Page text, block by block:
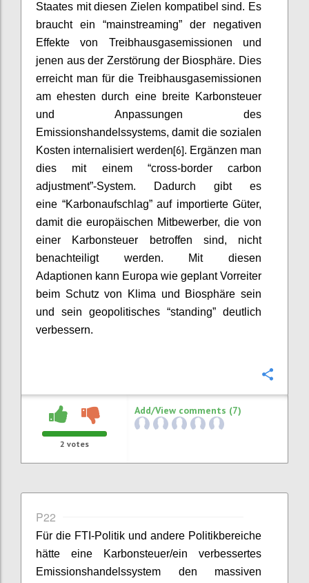
Staates mit diesen Zielen kompatibel sind. Es
braucht ein “mainstreaming” der negativen
Effekte von Treibhausgasemissionen und
jenen aus der Zerstörung der Biosphäre. Dies
erreicht man für die Treibhausgasemissionen
am ehesten durch eine breite Karbonsteuer
und Anpassungen des
Emissionshandelssystems, damit die sozialen
Kosten internalisiert werden[6]. Ergänzen man
dies mit einem “cross-border carbon
adjustment”-System. Dadurch gibt es
eine “Karbonaufschlag” auf importierte Güter,
damit die europäischen Mitbewerber, die von
einer Karbonsteuer betroffen sind, nicht
benachteiligt werden. Mit diesen
Adaptionen kann Europa wie geplant Vorreiter
beim Schutz von Klima und Biosphäre sein
und sein geopolitisches “standing” deutlich
verbessern.
2 votes
Add/View comments (7)
P22
Für die FTI-Politik und andere Politikbereiche
hätte eine Karbonsteuer/ein verbessertes
Emissionshandelssystem den massiven